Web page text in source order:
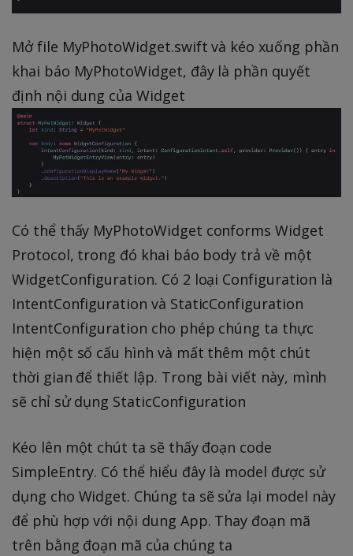
Mở file MyPhotoWidget.swift và kéo xuống phần
khai báo MyPhotoWidget, đây là phần quyết
định nội dung của Widget
Có thể thấy MyPhotoWidget conforms Widget
Protocol, trong đó khai báo body trả về một
WidgetConfiguration. Có 2 loại Configuration là
IntentConfiguration và StaticConfiguration
IntentConfiguration cho phép chúng ta thực
hiện một số cấu hình và mất thêm một chút
thời gian để thiết lập. Trong bài viết này, mình
sẽ chỉ sử dụng StaticConfiguration
Kéo lên một chút ta sẽ thấy đoạn code
SimpleEntry. Có thể hiểu đây là model được sử
dụng cho Widget. Chúng ta sẽ sửa lại model này
để phù hợp với nội dung App. Thay đoạn mã
trên bằng đoạn mã của chúng ta